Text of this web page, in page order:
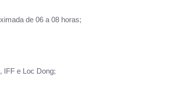
de 06 a 08 horas;
IFF e Loc Dong;